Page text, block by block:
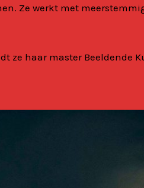
Ze werkt met
ze haar master Beeldende